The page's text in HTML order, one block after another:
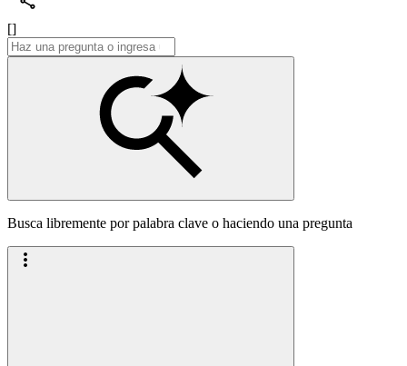
[]
Busca libremente por palabra clave o haciendo una pregunta